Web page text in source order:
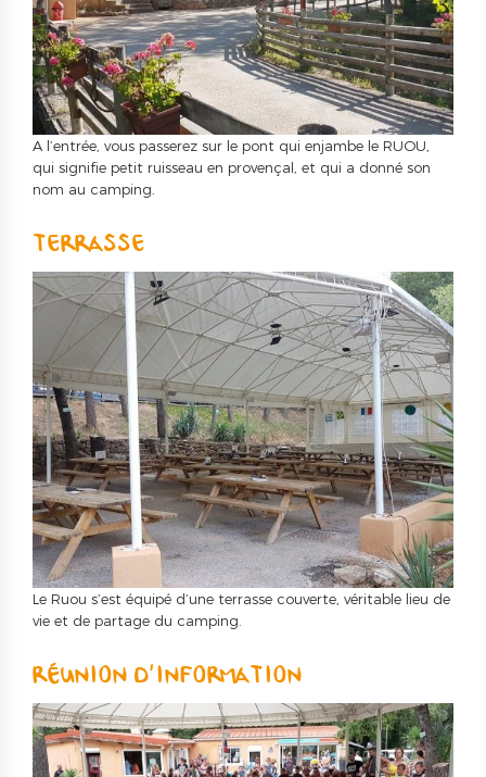
A l’entrée, vous passerez sur le pont qui enjambe le RUOU,
qui signifie petit ruisseau en provençal, et qui a donné son
nom au camping.
TERRASSE
Le Ruou s’est équipé d’une terrasse couverte, véritable lieu de
vie et de partage du camping.
RÉUNION D’INFORMATION